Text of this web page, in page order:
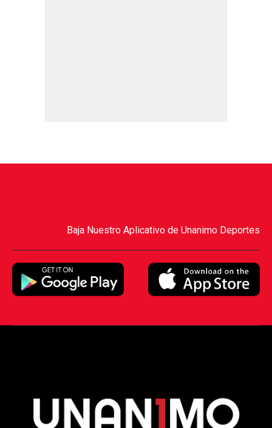
Baja Nuestro Aplicativo de Unanimo Deportes